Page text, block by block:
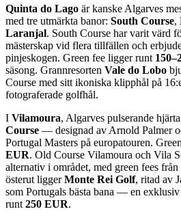
Quinta do Lago är kanske Algarves
med tre utmärkta banor: South Course,
Laranjal. South Course har varit värd
mästerskap vid flera tillfällen och
pinjeskogen. Green fee ligger runt
säsong. Grannresorten Vale do Lobo
Course med sitt ikoniska klipphål på
fotograferade golfhål.
I Vilamoura, Algarves pulserande
Course — designad av Arnold Palmer
Portugal Masters på europatouren.
EUR. Old Course Vilamoura och Vila
alternativ i området, med green fees från
österut liggerMonte Rei Golf, ritad av
som Portugals bästa bana — en
runt 250 EUR.